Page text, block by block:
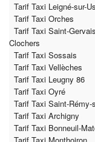
Tarif Taxi Leigné-sur-
Tarif Taxi Orches
Tarif Taxi Saint-
Clochers
Tarif Taxi Sossais
Tarif Taxi Vellèches
Tarif Taxi Leugny 86
Tarif Taxi Oyré
Tarif Taxi Saint-Rémy-
Tarif Taxi Archigny
Tarif Taxi Bonneuil-